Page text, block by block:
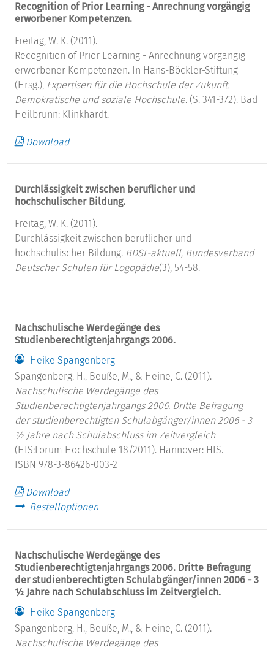
Recognition of Prior Learning - Anrechnung vorgängig
erworbener Kompetenzen.
Freitag, W. K. (2011).
Recognition of Prior Learning - Anrechnung vorgängig
erworbener Kompetenzen. In Hans-Böckler-Stiftung
(Hrsg.), Expertisen für die Hochschule der Zukunft.
Demokratische und soziale Hochschule. (S. 341-372). Bad
Heilbrunn: Klinkhardt.
Download
Durchlässigkeit zwischen beruflicher und
hochschulischer Bildung.
Freitag, W. K. (2011).
Durchlässigkeit zwischen beruflicher und
hochschulischer Bildung. BDSL-aktuell, Bundesverband
Deutscher Schulen für Logopädie(3), 54-58.
Nachschulische Werdegänge des
Studienberechtigtenjahrgangs 2006.
Heike Spangenberg
Spangenberg, H., Beuße, M., & Heine, C. (2011).
Nachschulische Werdegänge des
Studienberechtigtenjahrgangs 2006. Dritte Befragung
der studienberechtigten Schulabgänger/innen 2006 - 3
½ Jahre nach Schulabschluss im Zeitvergleich
(HIS:Forum Hochschule 18/2011). Hannover: HIS.
ISBN 978-3-86426-003-2
Download
Bestelloptionen
Nachschulische Werdegänge des
Studienberechtigtenjahrgangs 2006. Dritte Befragung
der studienberechtigten Schulabgänger/innen 2006 - 3
½ Jahre nach Schulabschluss im Zeitvergleich.
Heike Spangenberg
Spangenberg, H., Beuße, M., & Heine, C. (2011).
Nachschulische Werdegänge des